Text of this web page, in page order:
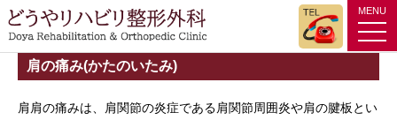
MENU
肩の痛み(かたのいたみ)
肩肩の痛みは、肩関節の炎症である肩関節周囲炎や肩の腱板とい